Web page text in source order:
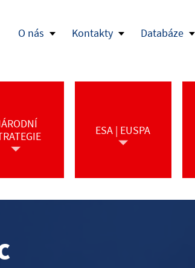
O nás Kontakty Databáze
ESA | EUSPA